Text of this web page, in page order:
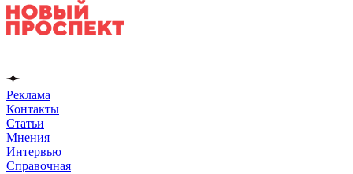
Реклама
Контакты
Статьи
Мнения
Интервью
Справочная